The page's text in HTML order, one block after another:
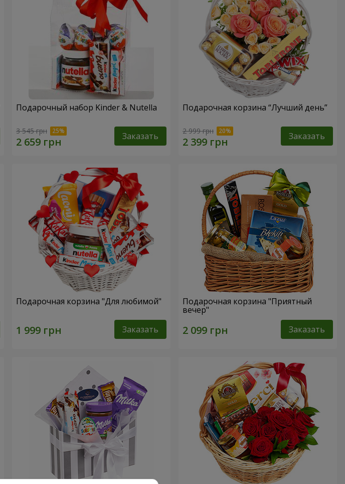
Подарочный набор Kinder & Nutella
3 545 грн Заказать
Подарочная корзина “Лучший день”
2 999 грн Заказать
Подарочная корзина "Для любимой"
Заказать
Подарочная корзина "Приятный
вечер"
Заказать